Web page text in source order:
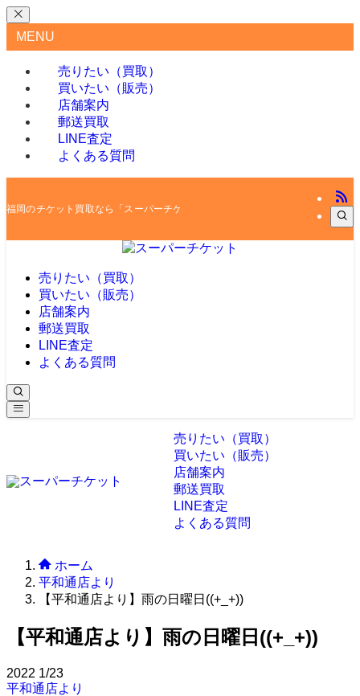
MENU
売りたい（買取）
買いたい（販売）
店舗案内
郵送買取
LINE査定
よくある質問
福岡のチケット買取なら「スーパーチケット」
売りたい（買取）
買いたい（販売）
店舗案内
郵送買取
LINE査定
よくある質問
売りたい（買取）
買いたい（販売）
店舗案内
郵送買取
LINE査定
よくある質問
ホーム
平和通店より
【平和通店より】雨の日曜日((+_+))
【平和通店より】雨の日曜日((+_+))
2022 1/23
平和通店より